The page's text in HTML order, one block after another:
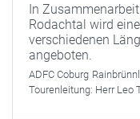
In
Rodachtal wird
verschiedenen
angeboten.
ADFC Coburg
Tourenleitung: Herr Leo